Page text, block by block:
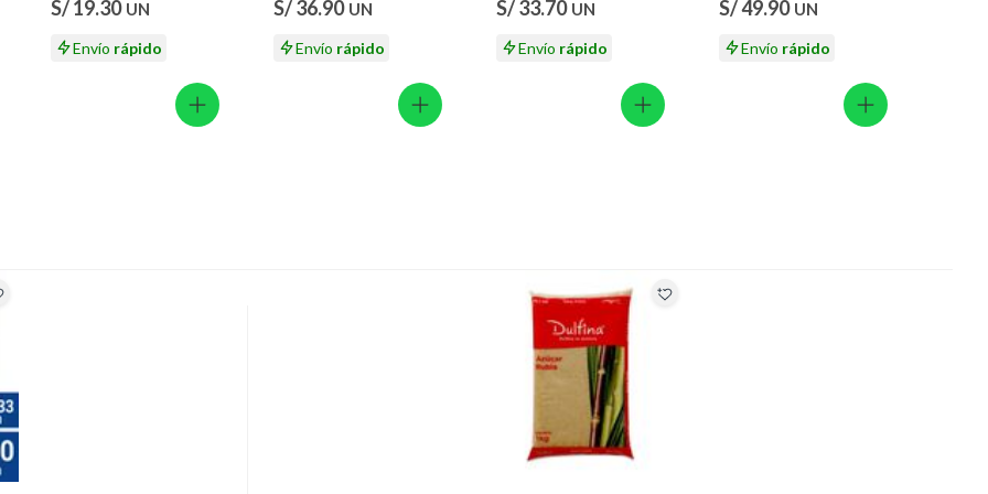
alimenticios, vitaminas.
S/ 19.30 UN
Envío rápido
S/ 36.90 UN
Envío rápido
S/ 33.70 UN
Envío rápido
S/ 49.90 UN
Envío rápido